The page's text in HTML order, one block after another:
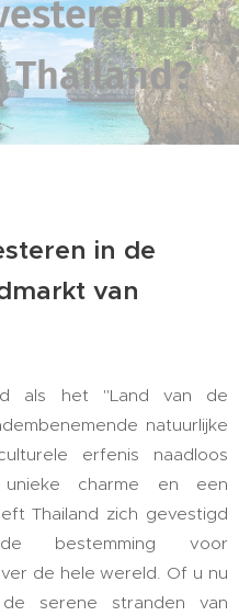
in
Thailand?
in de
van
als het "Land van de
natuurlijke
erfenis naadloos
unieke charme en een
Thailand zich gevestigd
bestemming voor
de hele wereld. Of u nu
serene stranden van